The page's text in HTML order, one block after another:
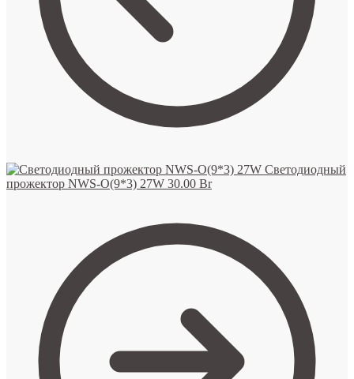
Светодиодный
прожектор NWS-O(9*3) 27W 30.00 Br